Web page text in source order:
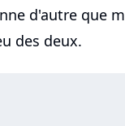
d'autre que
des deux.